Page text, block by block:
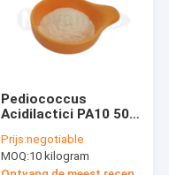
Pediococcus
Acidilactici PA10 500
Probiotica Poeder
Veganistisch/
Prijs:negotiable
MOQ:10 kilogram